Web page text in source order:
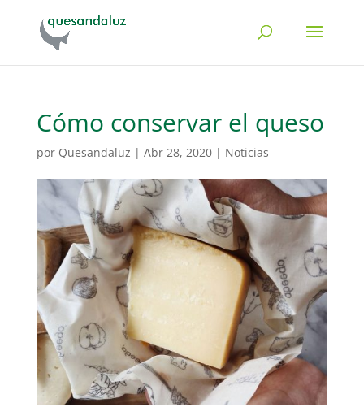
Cómo conservar el queso
por Quesandaluz | Abr 28, 2020| Noticias